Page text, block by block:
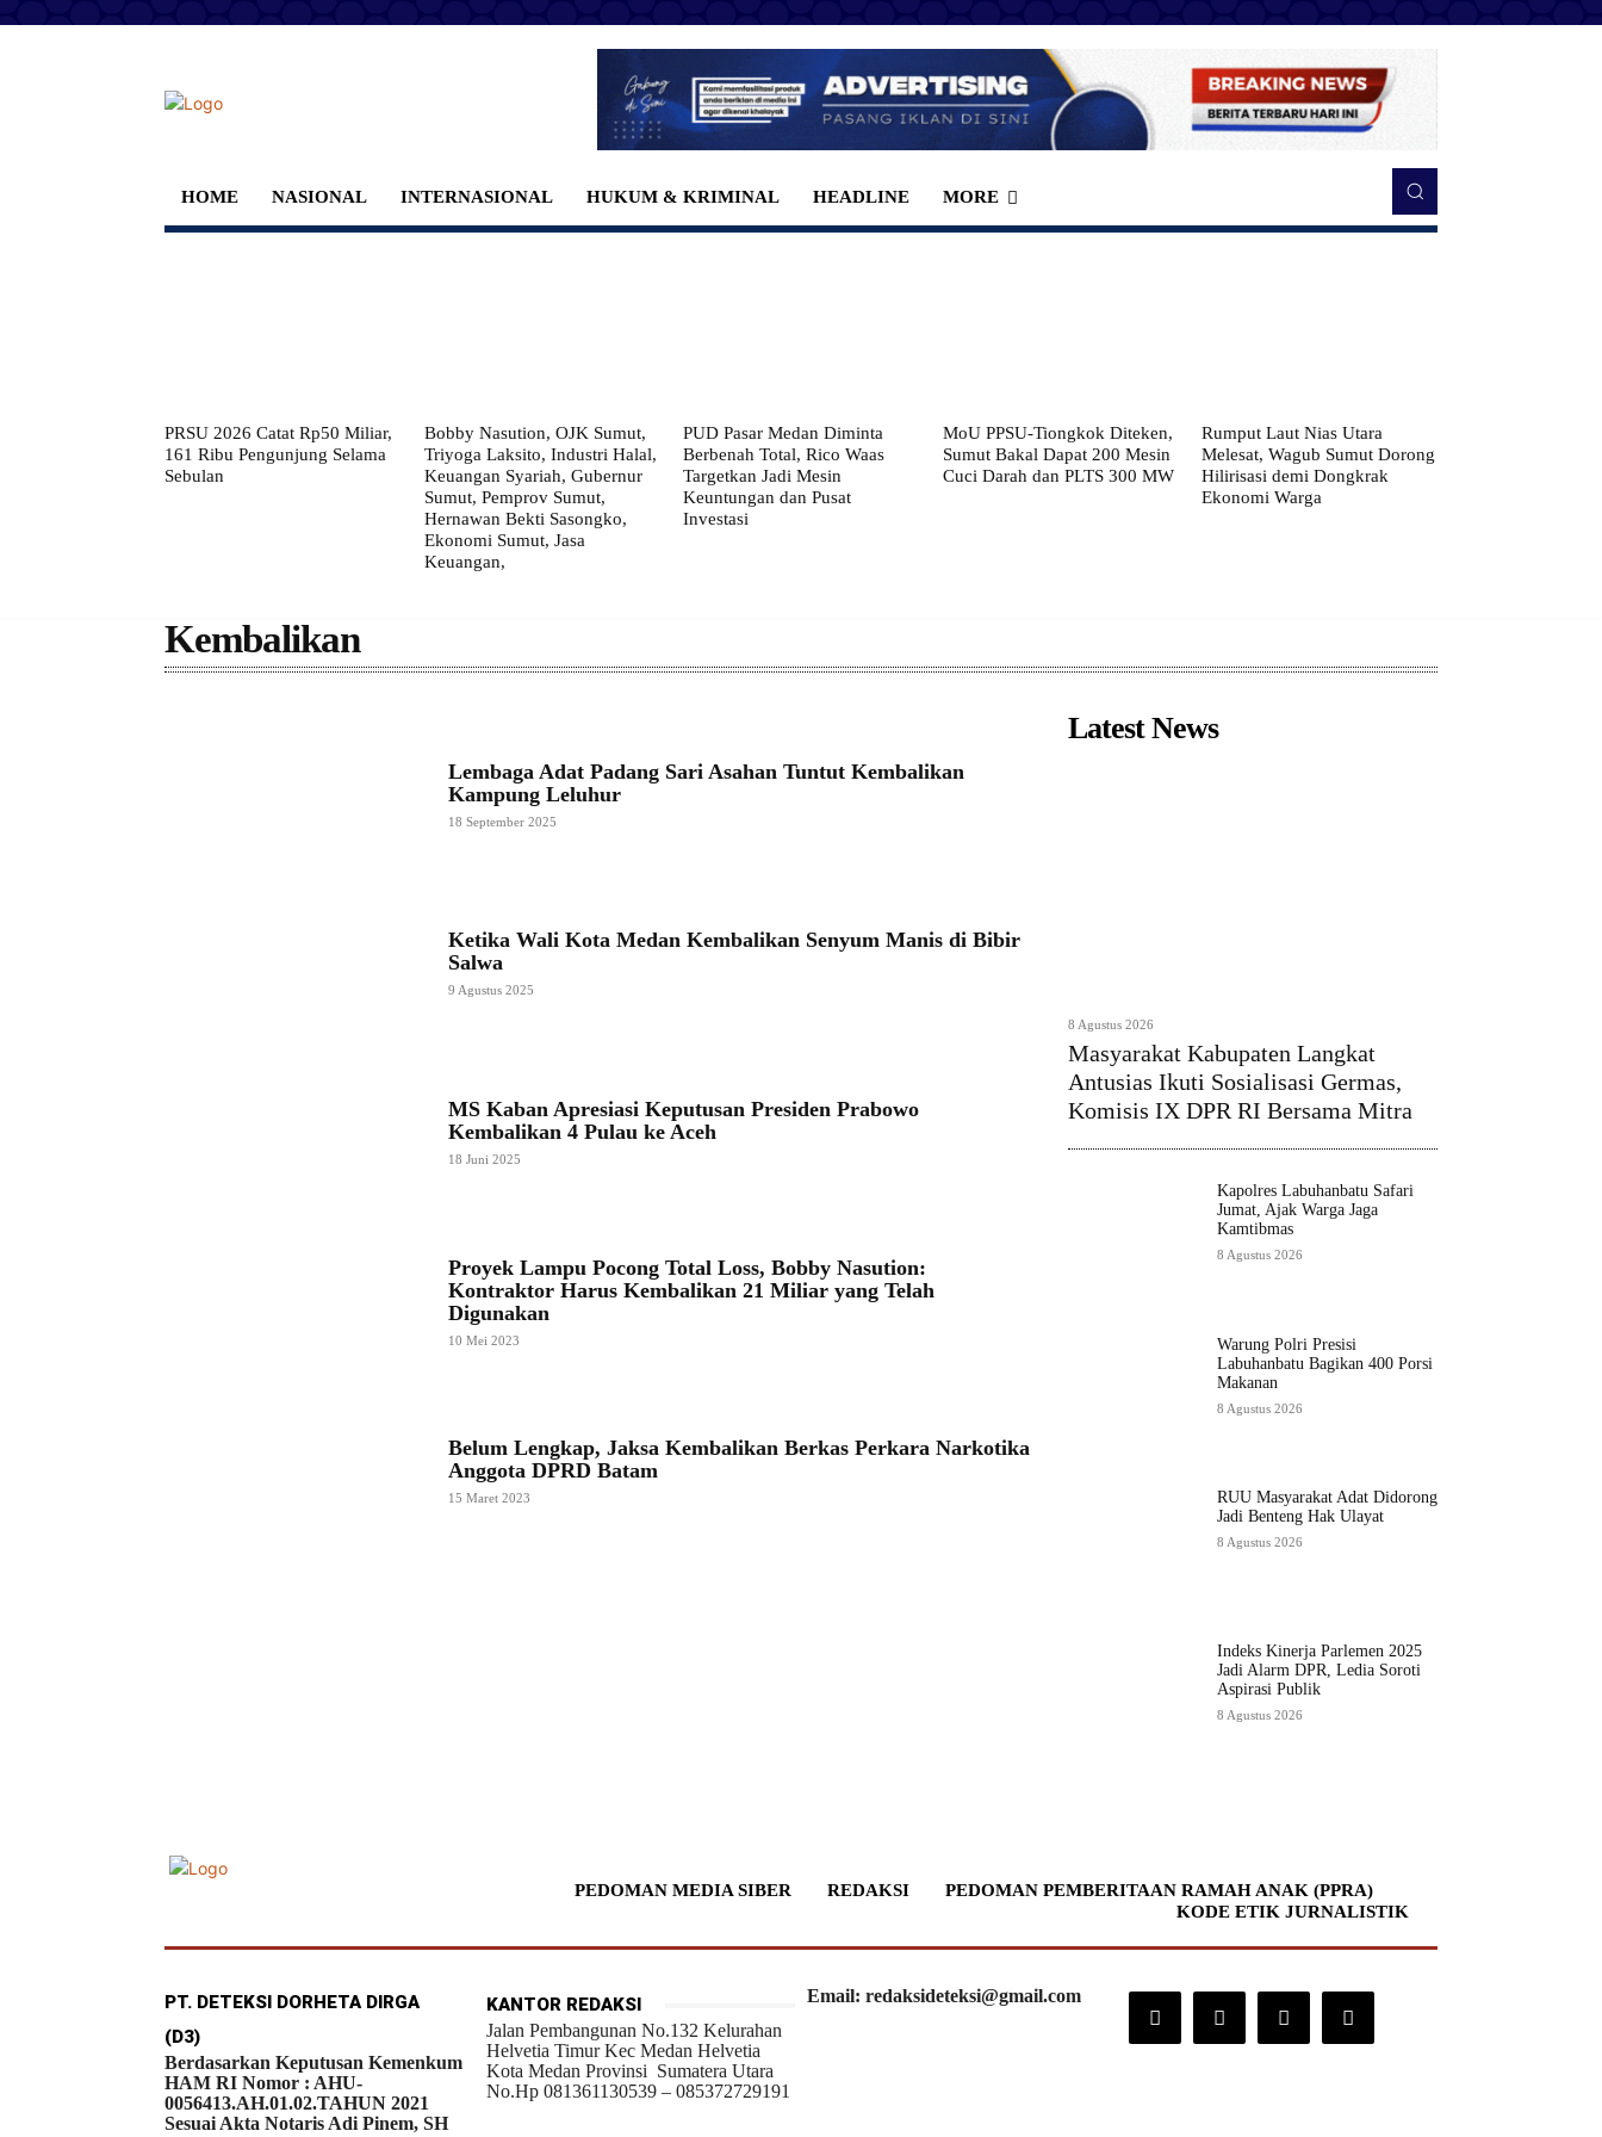
HOME NASIONAL INTERNASIONAL HUKUM & KRIMINAL HEADLINE MORE
PRSU 2026 Catat Rp50 Miliar,
161 Ribu Pengunjung Selama
Sebulan
Bobby Nasution, OJK Sumut,
Triyoga Laksito, Industri Halal,
Keuangan Syariah, Gubernur
Sumut, Pemprov Sumut,
Hernawan Bekti Sasongko,
Ekonomi Sumut, Jasa
Keuangan,
PUD Pasar Medan Diminta
Berbenah Total, Rico Waas
Targetkan Jadi Mesin
Keuntungan dan Pusat
Investasi
MoU PPSU-Tiongkok Diteken,
Sumut Bakal Dapat 200 Mesin
Cuci Darah dan PLTS 300 MW
Rumput Laut Nias Utara
Melesat, Wagub Sumut Dorong
Hilirisasi demi Dongkrak
Ekonomi Warga
Kembalikan
Lembaga Adat Padang Sari Asahan Tuntut Kembalikan
Kampung Leluhur
18 September 2025
Ketika Wali Kota Medan Kembalikan Senyum Manis di Bibir
Salwa
9 Agustus 2025
MS Kaban Apresiasi Keputusan Presiden Prabowo
Kembalikan 4 Pulau ke Aceh
18 Juni 2025
Proyek Lampu Pocong Total Loss, Bobby Nasution:
Kontraktor Harus Kembalikan 21 Miliar yang Telah
Digunakan
10 Mei 2023
Belum Lengkap, Jaksa Kembalikan Berkas Perkara Narkotika
Anggota DPRD Batam
15 Maret 2023
Latest News
8 Agustus 2026
Masyarakat Kabupaten Langkat
Antusias Ikuti Sosialisasi Germas,
Komisis IX DPR RI Bersama Mitra
Kapolres Labuhanbatu Safari
Jumat, Ajak Warga Jaga
Kamtibmas
8 Agustus 2026
Warung Polri Presisi
Labuhanbatu Bagikan 400 Porsi
Makanan
8 Agustus 2026
RUU Masyarakat Adat Didorong
Jadi Benteng Hak Ulayat
8 Agustus 2026
Indeks Kinerja Parlemen 2025
Jadi Alarm DPR, Ledia Soroti
Aspirasi Publik
8 Agustus 2026
PEDOMAN MEDIA SIBER REDAKSI
PEDOMAN PEMBERITAAN RAMAH ANAK (PPRA)
KODE ETIK JURNALISTIK
PT. DETEKSI DORHETA DIRGA
(D3)
Berdasarkan Keputusan Kemenkum
HAM RI Nomor : AHU-
0056413.AH.01.02.TAHUN 2021
Sesuai Akta Notaris Adi Pinem, SH
KANTOR REDAKSI
Jalan Pembangunan No.132 Kelurahan
Helvetia Timur Kec Medan Helvetia
Kota Medan Provinsi Sumatera Utara
No.Hp 081361130539 – 085372729191
Email: redaksideteksi@gmail.com